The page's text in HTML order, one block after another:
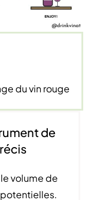
du vin rouge
de
volume de